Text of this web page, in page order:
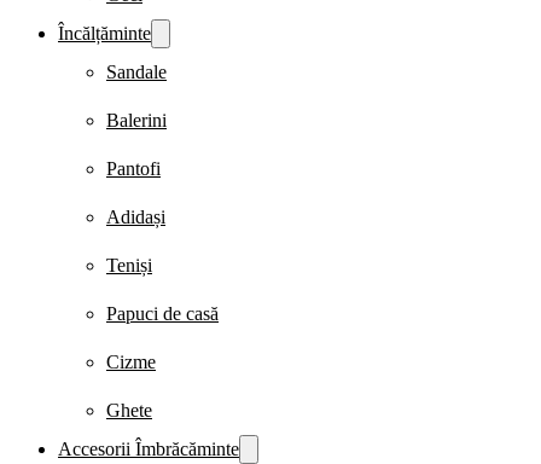
Încălțăminte
Sandale
Balerini
Pantofi
Adidași
Teniși
Papuci de casă
Cizme
Ghete
Accesorii Îmbrăcăminte